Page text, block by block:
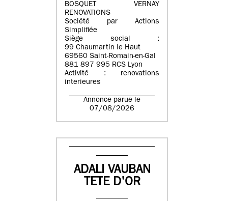
BOSQUET VERNAY
RENOVATIONS
Société par Actions
Simplifiée
Siège social :
99 Chaumartin le Haut
69560 Saint-Romain-en-Gal
881 897 995 RCS Lyon
Activité : renovations
interieures
Annonce parue le
07/08/2026
ADALI VAUBAN
TETE D'OR